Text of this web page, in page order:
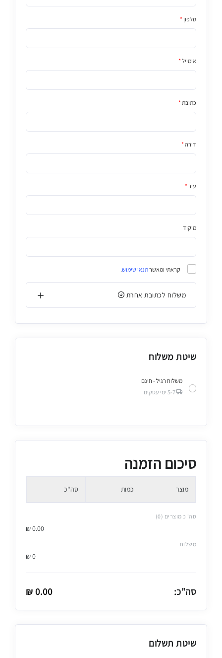
טלפון*
אימייל*
כתובת*
דירה*
עיר*
מיקוד
קראתי ומאשרתנאי שימוש.
משלוח לכתובת אחרת
שיטת משלוח
משלוח רגיל - חינם
5-7 ימי עסקים
סיכום הזמנה
מוצר כמות סה"כ
סה"כ מוצרים (0)
0.00
₪
משלוח
0
₪
סה"כ: 0.00
₪
שיטת תשלום